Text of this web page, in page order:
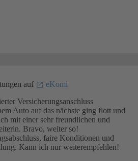
auf
eKomi
Versicherungsanschluss
Auto auf das nächste ging flott und
mit einer sehr freundlichen und
Bravo, weiter so!
faire Konditionen und
Kann ich nur weiterempfehlen!